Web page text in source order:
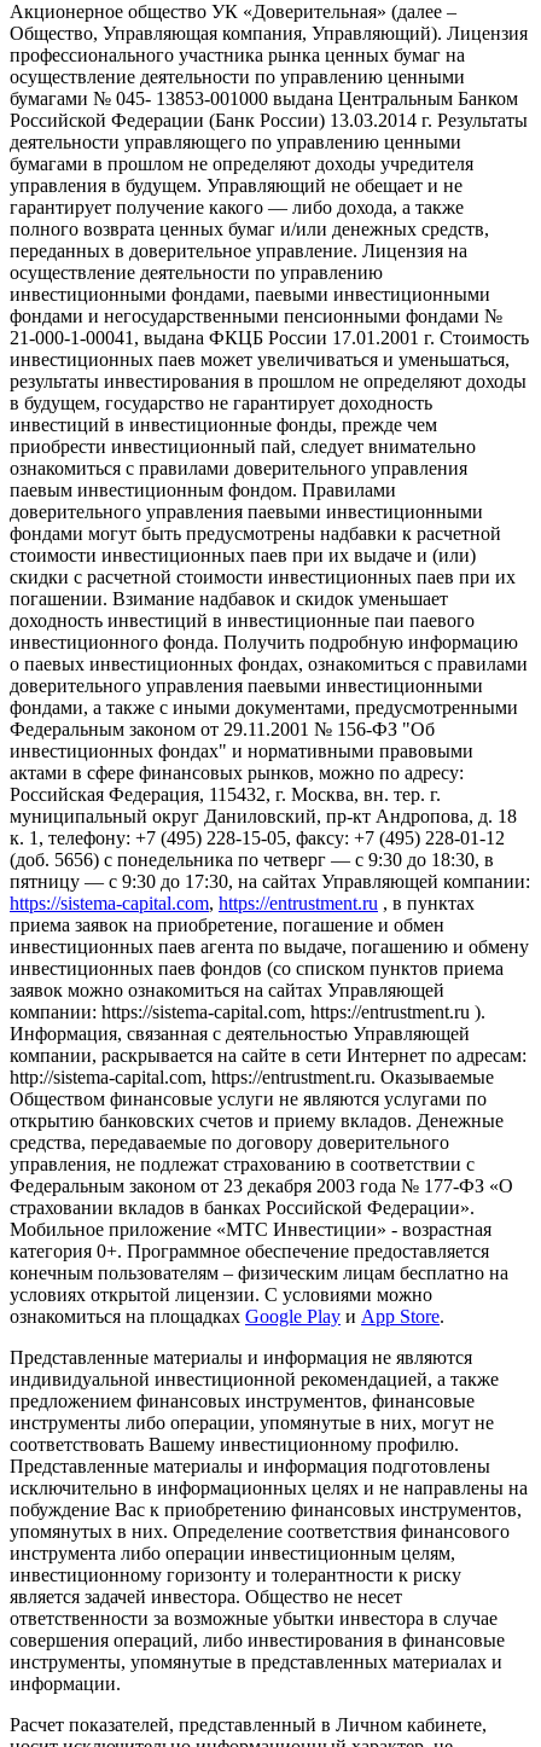
Акционерное общество УК «Доверительная» (далее –
Общество, Управляющая компания, Управляющий). Лицензия
профессионального участника рынка ценных бумаг на
осуществление деятельности по управлению ценными
бумагами № 045- 13853-001000 выдана Центральным Банком
Российской Федерации (Банк России) 13.03.2014 г. Результаты
деятельности управляющего по управлению ценными
бумагами в прошлом не определяют доходы учредителя
управления в будущем. Управляющий не обещает и не
гарантирует получение какого — либо дохода, а также
полного возврата ценных бумаг и/или денежных средств,
переданных в доверительное управление. Лицензия на
осуществление деятельности по управлению
инвестиционными фондами, паевыми инвестиционными
фондами и негосударственными пенсионными фондами №
21-000-1-00041, выдана ФКЦБ России 17.01.2001 г. Стоимость
инвестиционных паев может увеличиваться и уменьшаться,
результаты инвестирования в прошлом не определяют доходы
в будущем, государство не гарантирует доходность
инвестиций в инвестиционные фонды, прежде чем
приобрести инвестиционный пай, следует внимательно
ознакомиться с правилами доверительного управления
паевым инвестиционным фондом. Правилами
доверительного управления паевыми инвестиционными
фондами могут быть предусмотрены надбавки к расчетной
стоимости инвестиционных паев при их выдаче и (или)
скидки с расчетной стоимости инвестиционных паев при их
погашении. Взимание надбавок и скидок уменьшает
доходность инвестиций в инвестиционные паи паевого
инвестиционного фонда. Получить подробную информацию
о паевых инвестиционных фондах, ознакомиться с правилами
доверительного управления паевыми инвестиционными
фондами, а также с иными документами, предусмотренными
Федеральным законом от 29.11.2001 № 156-ФЗ "Об
инвестиционных фондах" и нормативными правовыми
актами в сфере финансовых рынков, можно по адресу:
Российская Федерация, 115432, г. Москва, вн. тер. г.
муниципальный округ Даниловский, пр-кт Андропова, д. 18
к. 1, телефону: +7 (495) 228-15-05, факсу: +7 (495) 228-01-12
(доб. 5656) с понедельника по четверг — c 9:30 до 18:30, в
пятницу — с 9:30 до 17:30, на сайтах Управляющей компании:
https://sistema-capital.com, https://entrustment.ru , в пунктах
приема заявок на приобретение, погашение и обмен
инвестиционных паев агента по выдаче, погашению и обмену
инвестиционных паев фондов (со списком пунктов приема
заявок можно ознакомиться на сайтах Управляющей
компании: https://sistema-capital.com, https://entrustment.ru ).
Информация, связанная с деятельностью Управляющей
компании, раскрывается на сайте в сети Интернет по адресам:
http://sistema-capital.com, https://entrustment.ru. Оказываемые
Обществом финансовые услуги не являются услугами по
открытию банковских счетов и приему вкладов. Денежные
средства, передаваемые по договору доверительного
управления, не подлежат страхованию в соответствии с
Федеральным законом от 23 декабря 2003 года № 177-ФЗ «О
страховании вкладов в банках Российской Федерации».
Мобильное приложение «МТС Инвестиции» - возрастная
категория 0+. Программное обеспечение предоставляется
конечным пользователям – физическим лицам бесплатно на
условиях открытой лицензии. С условиями можно
ознакомиться на площадках Google Play и App Store.
Представленные материалы и информация не являются
индивидуальной инвестиционной рекомендацией, а также
предложением финансовых инструментов, финансовые
инструменты либо операции, упомянутые в них, могут не
соответствовать Вашему инвестиционному профилю.
Представленные материалы и информация подготовлены
исключительно в информационных целях и не направлены на
побуждение Вас к приобретению финансовых инструментов,
упомянутых в них. Определение соответствия финансового
инструмента либо операции инвестиционным целям,
инвестиционному горизонту и толерантности к риску
является задачей инвестора. Общество не несет
ответственности за возможные убытки инвестора в случае
совершения операций, либо инвестирования в финансовые
инструменты, упомянутые в представленных материалах и
информации.
Расчет показателей, представленный в Личном кабинете,